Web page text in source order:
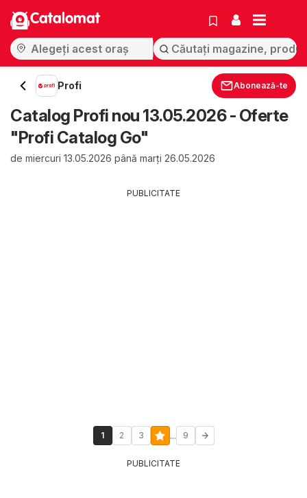
Catalomat
Profi Abonează-te
Catalog Profi nou 13.05.2026 - Oferte
"Profi Catalog Go"
de miercuri 13.05.2026 până marți 26.05.2026
PUBLICITATE
1 2 3 ... 9
PUBLICITATE